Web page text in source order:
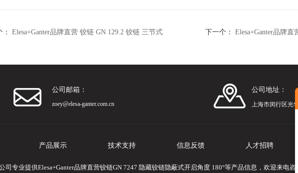
Elesa+Ganter品牌直营 铰链 GN 129.2 铰链 三节式 下一个：
Elesa+Ganter品牌
公司邮箱：
zoey@elesa-ganter.com.cn
公司地址：
上海市闵行区光
产品展示 技术支持 信息反馈 人才招聘
专业提供Elesa+Ganter品牌直营铰链GN 7247 隐藏铰链隐蔽式开启角度 180°等产品信息，欢迎来电咨